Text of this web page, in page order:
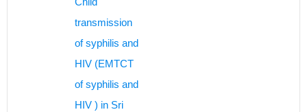
transmission
of syphilis and
HIV (EMTCT
of syphilis and
HIV ) in Sri